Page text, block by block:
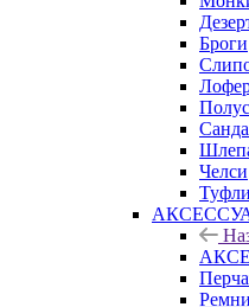
Броги
Челси
Туфли
Ремни